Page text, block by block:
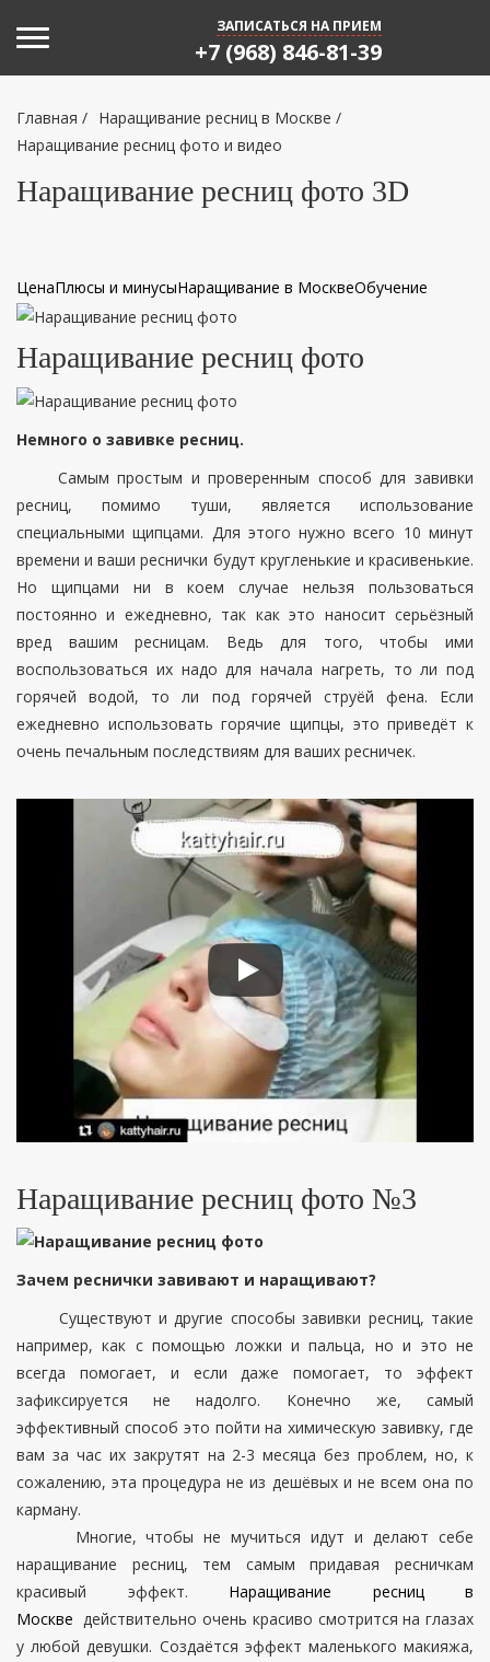
ЗАПИСАТЬСЯ НА ПРИЕМ
+7 (968) 846-81-39
Главная / Наращивание ресниц в Москве /
Наращивание ресниц фото и видео
Наращивание ресниц фото 3D
ЦенаПлюсы и минусыНаращивание в МосквеОбучение
Наращивание ресниц фото
Немного о завивке ресниц.
Самым простым и проверенным способ для завивки
ресниц, помимо туши, является использование
специальными щипцами. Для этого нужно всего 10 минут
времени и ваши реснички будут кругленькие и красивенькие.
Но щипцами ни в коем случае нельзя пользоваться
постоянно и ежедневно, так как это наносит серьёзный
вред вашим ресницам. Ведь для того, чтобы ими
воспользоваться их надо для начала нагреть, то ли под
горячей водой, то ли под горячей струёй фена. Если
ежедневно использовать горячие щипцы, это приведёт к
очень печальным последствиям для ваших ресничек.
Наращивание ресниц фото №3
Зачем реснички завивают и наращивают?
Существуют и другие способы завивки ресниц, такие
например, как с помощью ложки и пальца, но и это не
всегда помогает, и если даже помогает, то эффект
зафиксируется не надолго. Конечно же, самый
эффективный способ это пойти на химическую завивку, где
вам за час их закрутят на 2-3 месяца без проблем, но, к
сожалению, эта процедура не из дешёвых и не всем она по
карману.
Многие, чтобы не мучиться идут и делают себе
наращивание ресниц, тем самым придавая ресничкам
красивый эффект. Наращивание ресниц в
Москве действительно очень красиво смотрится на глазах
у любой девушки. Создаётся эффект маленького макияжа,